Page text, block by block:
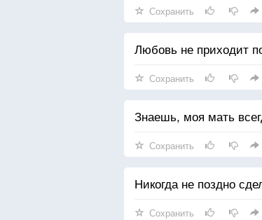
Сохранить
Любовь не приходит
Сохранить
Знаешь, моя мать
Сохранить
Никогда не поздно
Сохранить